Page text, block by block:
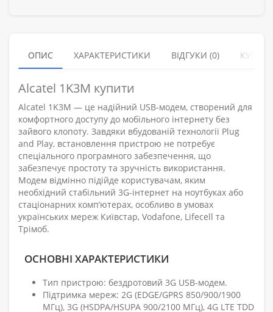
ОПИС ХАРАКТЕРИСТИКИ ВІДГУКИ (0)
Alcatel 1K3M купити
Alcatel 1K3M — це надійний USB-модем, створений для
комфортного доступу до мобільного інтернету без
зайвого клопоту. Завдяки вбудованій технології Plug
and Play, встановлення пристрою не потребує
спеціального програмного забезпечення, що
забезпечує простоту та зручність використання.
Модем відмінно підійде користувачам, яким
необхідний стабільний 3G-інтернет на ноутбуках або
стаціонарних комп’ютерах, особливо в умовах
українських мереж Київстар, Vodafone, Lifecell та
Трімоб.
ОСНОВНІ ХАРАКТЕРИСТИКИ
Тип пристрою: бездротовий 3G USB-модем.
Підтримка мереж: 2G (EDGE/GPRS 850/900/1900
МГц), 3G (HSDPA/HSUPA 900/2100 МГц), 4G LTE TDD